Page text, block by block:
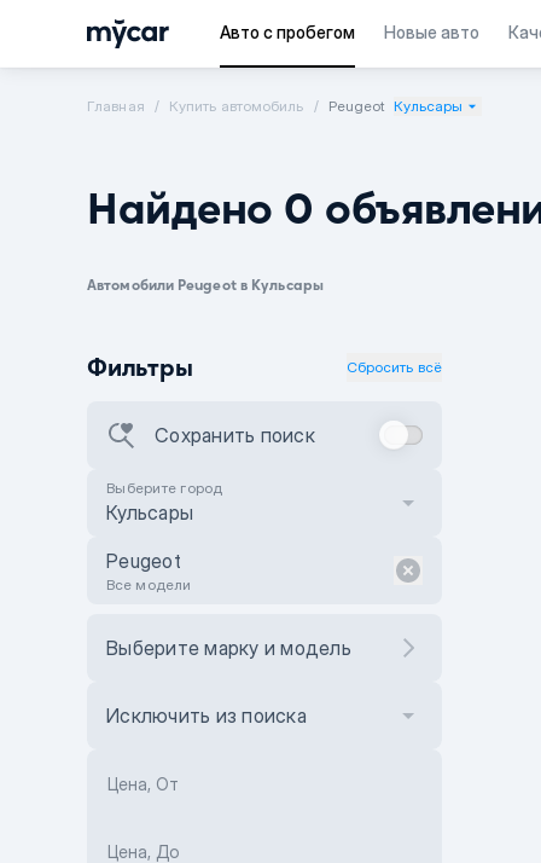
Авто с пробегом Новые авто
Главная Купить автомобиль Peugeot Кульсары
Найдено 0
Автомобили Peugeot в Кульсары
Фильтры Сбросить всё
Сохранить поиск
Выберите город
Кульсары
Peugeot
Все модели
Выберите марку и модель
Исключить из поиска
Цена, От
Цена, До